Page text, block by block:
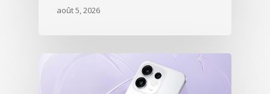
août 5, 2026